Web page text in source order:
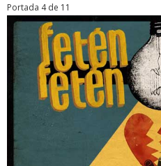
Portada 4 de 11